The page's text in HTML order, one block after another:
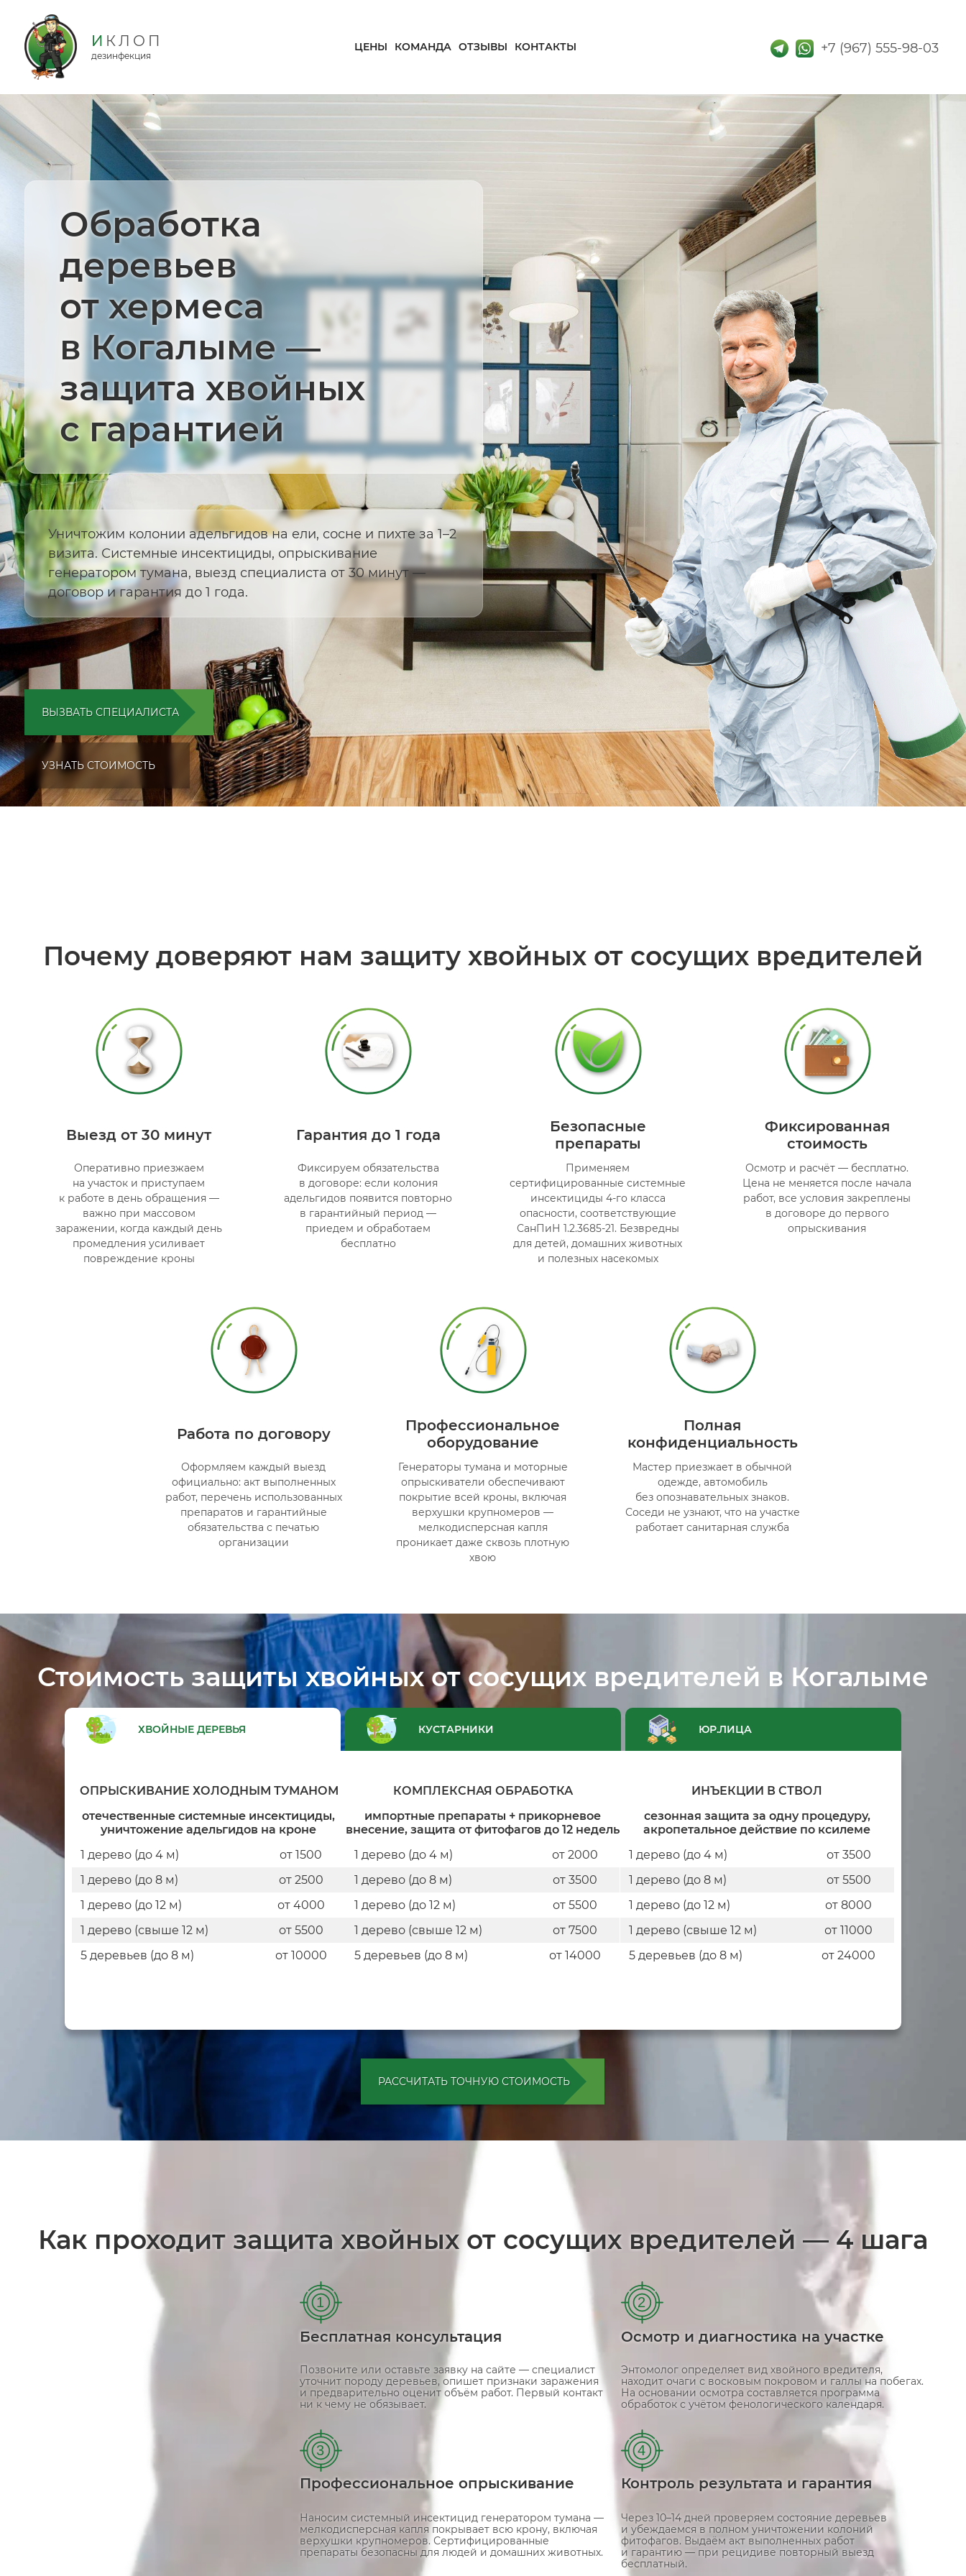
дезинфекция
ЦЕНЫ КОМАНДА ОТЗЫВЫ КОНТАКТЫ
Обработка
деревьев
от хермеса
в Когалыме —
защита хвойных
с гарантией
Уничтожим колонии адельгидов на ели, сосне и пихте за 1–2
визита. Системные инсектициды, опрыскивание
генератором тумана, выезд специалиста от 30 минут —
договор и гарантия до 1 года.
ВЫЗВАТЬ СПЕЦИАЛИСТА
УЗНАТЬ СТОИМОСТЬ
Почему доверяют нам защиту хвойных от сосущих вредителей
Выезд от 30 минут
Оперативно приезжаем
на участок и приступаем
к работе в день обращения —
важно при массовом
заражении, когда каждый день
промедления усиливает
повреждение кроны
Гарантия до 1 года
Фиксируем обязательства
в договоре: если колония
адельгидов появится повторно
в гарантийный период —
приедем и обработаем
бесплатно
Безопасные
препараты
Применяем
сертифицированные системные
инсектициды 4-го класса
опасности, соответствующие
СанПиН 1.2.3685-21. Безвредны
для детей, домашних животных
и полезных насекомых
Фиксированная
стоимость
Осмотр и расчёт — бесплатно.
Цена не меняется после начала
работ, все условия закреплены
в договоре до первого
опрыскивания
Работа по договору
Оформляем каждый выезд
официально: акт выполненных
работ, перечень использованных
препаратов и гарантийные
обязательства с печатью
организации
Профессиональное
оборудование
Генераторы тумана и моторные
опрыскиватели обеспечивают
покрытие всей кроны, включая
верхушки крупномеров —
мелкодисперсная капля
проникает даже сквозь плотную
хвою
Полная
конфиденциальность
Мастер приезжает в обычной
одежде, автомобиль
без опознавательных знаков.
Соседи не узнают, что на участке
работает санитарная служба
Стоимость защиты хвойных от сосущих вредителей в Когалыме
ХВОЙНЫЕ ДЕРЕВЬЯ КУСТАРНИКИ ЮР.ЛИЦА
ОПРЫСКИВАНИЕ ХОЛОДНЫМ ТУМАНОМ
отечественные системные инсектициды,
уничтожение адельгидов на кроне
1 дерево (до 4 м)
от 1500
1 дерево (до 8 м)
от 2500
1 дерево (до 12 м)
от 4000
1 дерево (свыше 12 м)
от 5500
5 деревьев (до 8 м)
от 10000
КОМПЛЕКСНАЯ ОБРАБОТКА
импортные препараты + прикорневое
внесение, защита от фитофагов до 12 недель
1 дерево (до 4 м)
от 2000
1 дерево (до 8 м)
от 3500
1 дерево (до 12 м)
от 5500
1 дерево (свыше 12 м)
от 7500
5 деревьев (до 8 м)
от 14000
ИНЪЕКЦИИ В СТВОЛ
сезонная защита за одну процедуру,
акропетальное действие по ксилеме
1 дерево (до 4 м)
от 3500
1 дерево (до 8 м)
от 5500
1 дерево (до 12 м)
от 8000
1 дерево (свыше 12 м)
от 11000
5 деревьев (до 8 м)
от 24000
РАССЧИТАТЬ ТОЧНУЮ СТОИМОСТЬ
Как проходит защита хвойных от сосущих вредителей — 4 шага
1
Бесплатная консультация
Позвоните или оставьте заявку на сайте — специалист
уточнит породу деревьев, опишет признаки заражения
и предварительно оценит объём работ. Первый контакт
ни к чему не обязывает.
2
Осмотр и диагностика на участке
Энтомолог определяет вид хвойного вредителя,
находит очаги с восковым покровом и галлы на побегах.
На основании осмотра составляется программа
обработок с учётом фенологического календаря.
3
Профессиональное опрыскивание
Наносим системный инсектицид генератором тумана —
мелкодисперсная капля покрывает всю крону, включая
верхушки крупномеров. Сертифицированные
препараты безопасны для людей и домашних животных.
4
Контроль результата и гарантия
Через 10–14 дней проверяем состояние деревьев
и убеждаемся в полном уничтожении колоний
фитофагов. Выдаём акт выполненных работ
и гарантию — при рецидиве повторный выезд
бесплатный.